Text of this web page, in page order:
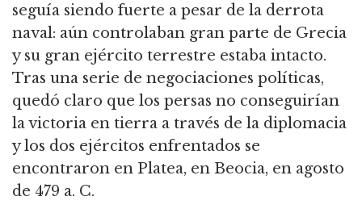
seguía siendo fuerte a pesar de la derrota
naval: aún controlaban gran parte de Grecia
y su gran ejército terrestre estaba intacto.
Tras una serie de negociaciones políticas,
quedó claro que los persas no conseguirían
la victoria en tierra a través de la diplomacia
y los dos ejércitos enfrentados se
encontraron en Platea, en Beocia, en agosto
de 479 a. C.